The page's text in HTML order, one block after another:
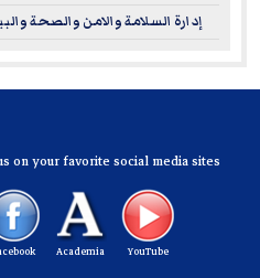
– please visitwww.i-l-m.com
إدارة السلامة والامن والصحة
on your favorite social media sites
YouTube
Academia